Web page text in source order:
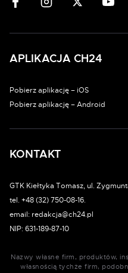
APLIKACJA CH24
Pobierz aplikację – iOS
Pobierz aplikację – Android
KONTAKT
GTK Kiełtyka Tomasz, ul.
tel. +48 (32) 750-08-16.
email: redakcja@ch24.pl
NIP: 631-189-87-10
Nazwy własne firm, produktów,
własnością tychże firm,